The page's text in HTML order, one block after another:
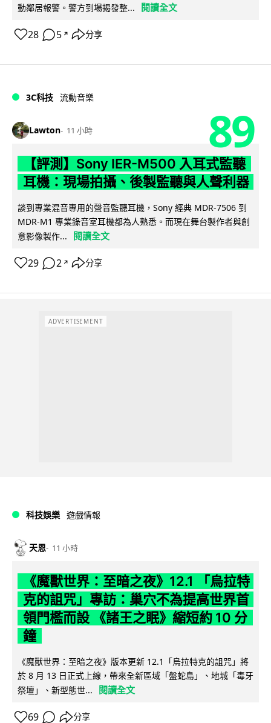
動鄰居報警。警方到場揭發整...
閱讀全文
28 5 ↗ 分享
3C科技 流動音樂
Lawton 11 小時 89
【評測】Sony IER-M500 入耳式監聽
耳機：現場拍攝、後製監聽與人聲利器
談到專業混音專用的聲音監聽耳機，Sony 經典 MDR-7506 到
MDR-M1 專業錄音室耳機都為人熟悉。而現在舞台製作者與創
意影像製作...
閱讀全文
29 2 ↗ 分享
ADVERTISEMENT
科技娛樂 遊戲情報
天恩 11 小時
《魔獸世界：至暗之夜》12.1 「烏拉特
克的詛咒」專訪：巢穴不為提高世界首
領門檻而設 《諸王之眠》縮短約 10 分
鐘
《魔獸世界：至暗之夜》版本更新 12.1「烏拉特克的詛咒」將
於 8 月 13 日正式上線，帶來全新區域「盤蛇島」、地城「毒牙
祭壇」、新型態世...
閱讀全文
69 分享